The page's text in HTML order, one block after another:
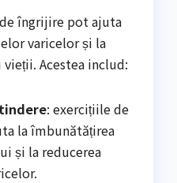
îngrijire pot ajuta
varicelor și la
Acestea includ:
: exercițiile de
la îmbunătățirea
și la reducerea